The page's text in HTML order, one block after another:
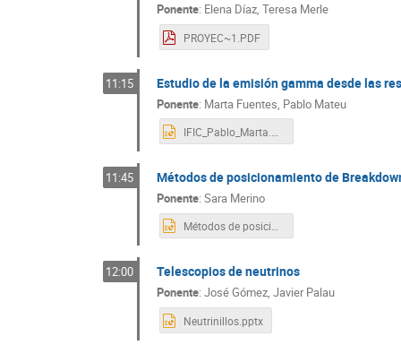
Ponente: Elena Díaz, Teresa Merle
PROYEC~1.PDF
11:15 Estudio de la emisión gamma desde las
Ponente: Marta Fuentes, Pablo Mateu
11:45 Métodos de posicionamiento de
Ponente: Sara Merino
Métodos de posicionamiento de breakdowns.pptx
12:00 Telescopios de neutrinos
Ponente: José Gómez, Javier Palau
Neutrinillos.pptx